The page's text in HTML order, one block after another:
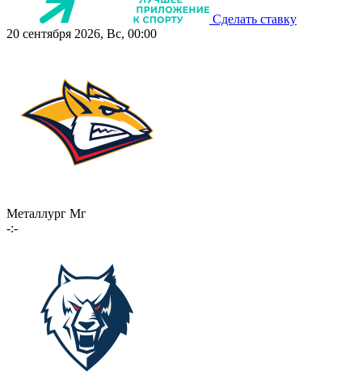
Сделать ставку
20 сентября 2026, Вс, 00:00
Металлург Мг
-:-